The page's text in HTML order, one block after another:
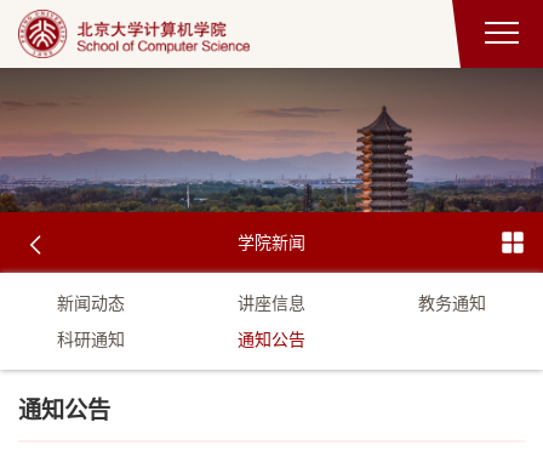
学院新闻
新闻动态 讲座信息
教务通知
科研通知
通知公告
通知公告